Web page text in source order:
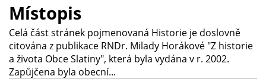
Místopis
Celá část stránek pojmenovaná Historie je doslovně
citována z publikace RNDr. Milady Horákové "Z historie
a života Obce Slatiny", která byla vydána v r. 2002.
Zapůjčena byla obecní...